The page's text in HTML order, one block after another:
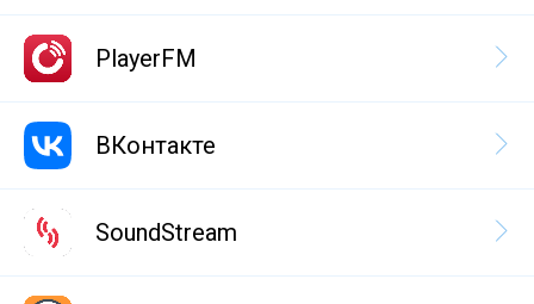
PlayerFM
ВКонтакте
SoundStream